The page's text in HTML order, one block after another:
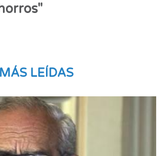
MÁS LEÍDAS